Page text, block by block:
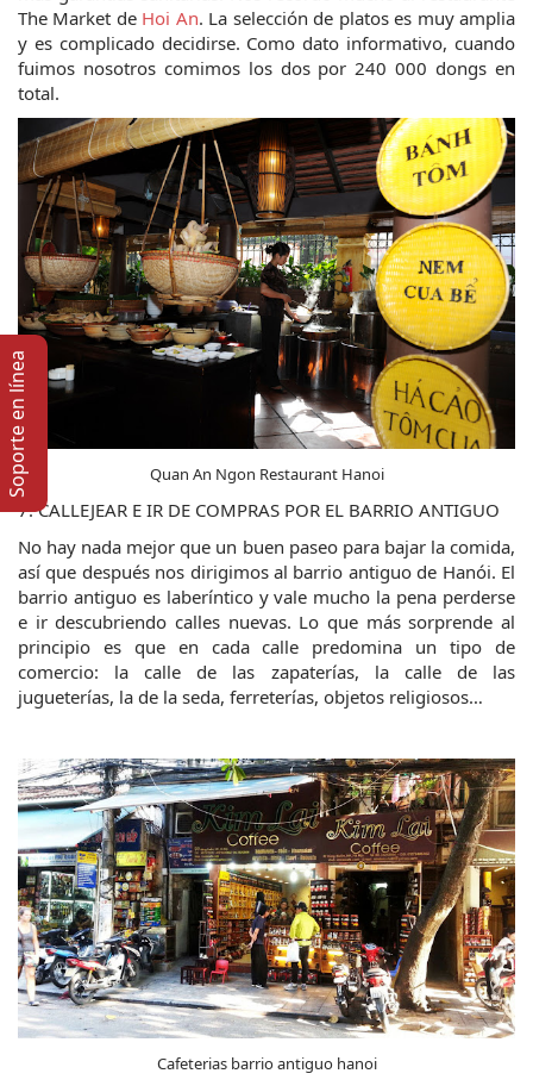
The Market de Hoi An. La selección de platos es muy amplia
y es complicado decidirse. Como dato informativo, cuando
fuimos nosotros comimos los dos por 240 000 dongs en
total.
Quan An Ngon Restaurant Hanoi
7. CALLEJEAR E IR DE COMPRAS POR EL BARRIO ANTIGUO
No hay nada mejor que un buen paseo para bajar la comida,
así que después nos dirigimos al barrio antiguo de Hanói. El
barrio antiguo es laberíntico y vale mucho la pena perderse
e ir descubriendo calles nuevas. Lo que más sorprende al
principio es que en cada calle predomina un tipo de
comercio: la calle de las zapaterías, la calle de las
jugueterías, la de la seda, ferreterías, objetos religiosos…
Cafeterias barrio antiguo hanoi
Soporte en lí­nea